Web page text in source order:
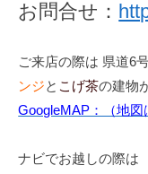
お問合せ：
ご来店の際は 県道6
ンジと こげ茶の建物
GoogleMAP：（地図
ナビでお越しの際は